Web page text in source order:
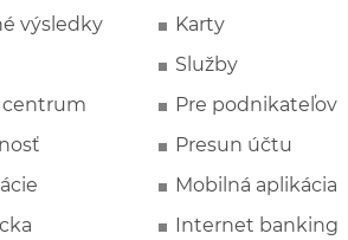
výsledky
centrum
Karty
Služby
Pre podnikateľov
Presun účtu
Mobilná aplikácia
Internet banking